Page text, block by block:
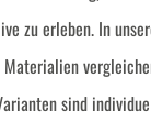
zu erleben. In
sind